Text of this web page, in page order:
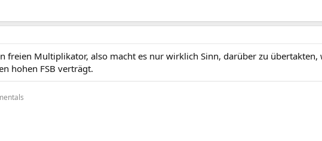
freien Multiplikator, also macht es nur wirklich Sinn, darüber zu übertakten,
hohen FSB verträgt.